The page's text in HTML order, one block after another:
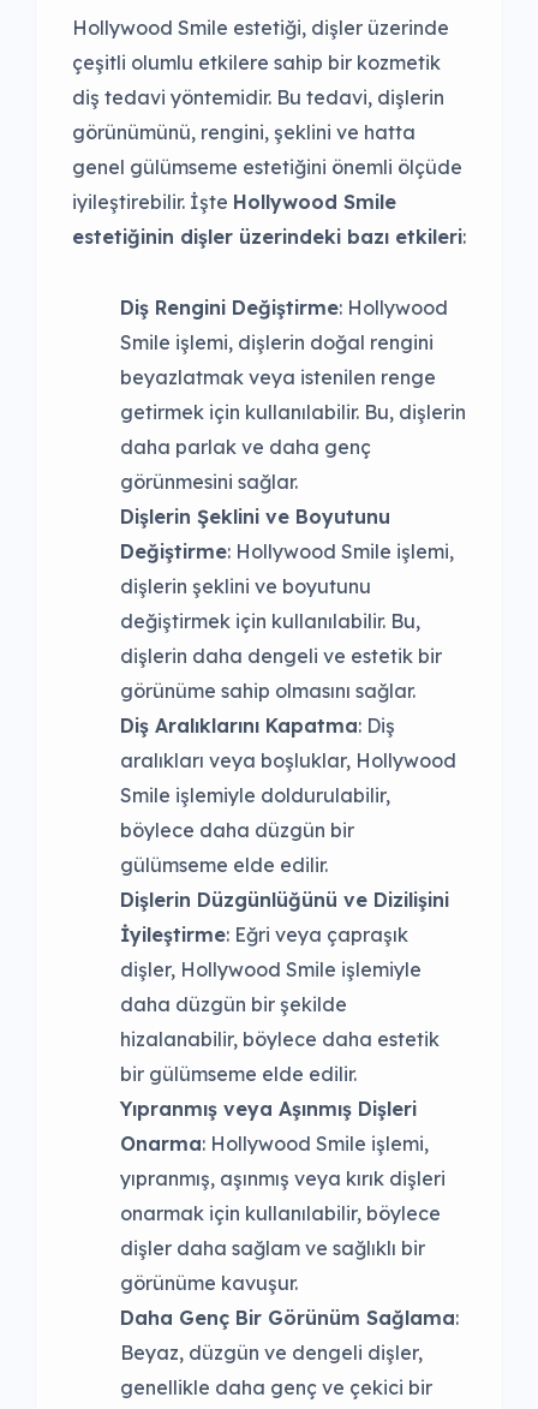
Hollywood Smile estetiği, dişler üzerinde
çeşitli olumlu etkilere sahip bir kozmetik
diş tedavi yöntemidir. Bu tedavi, dişlerin
görünümünü, rengini, şeklini ve hatta
genel gülümseme estetiğini önemli ölçüde
iyileştirebilir. İşte Hollywood Smile
estetiğinin dişler üzerindeki bazı etkileri:
Diş Rengini Değiştirme: Hollywood
Smile işlemi, dişlerin doğal rengini
beyazlatmak veya istenilen renge
getirmek için kullanılabilir. Bu, dişlerin
daha parlak ve daha genç
görünmesini sağlar.
Dişlerin Şeklini ve Boyutunu
Değiştirme: Hollywood Smile işlemi,
dişlerin şeklini ve boyutunu
değiştirmek için kullanılabilir. Bu,
dişlerin daha dengeli ve estetik bir
görünüme sahip olmasını sağlar.
Diş Aralıklarını Kapatma: Diş
aralıkları veya boşluklar, Hollywood
Smile işlemiyle doldurulabilir,
böylece daha düzgün bir
gülümseme elde edilir.
Dişlerin Düzgünlüğünü ve Dizilişini
İyileştirme: Eğri veya çapraşık
dişler, Hollywood Smile işlemiyle
daha düzgün bir şekilde
hizalanabilir, böylece daha estetik
bir gülümseme elde edilir.
Yıpranmış veya Aşınmış Dişleri
Onarma: Hollywood Smile işlemi,
yıpranmış, aşınmış veya kırık dişleri
onarmak için kullanılabilir, böylece
dişler daha sağlam ve sağlıklı bir
görünüme kavuşur.
Daha Genç Bir Görünüm Sağlama:
Beyaz, düzgün ve dengeli dişler,
genellikle daha genç ve çekici bir